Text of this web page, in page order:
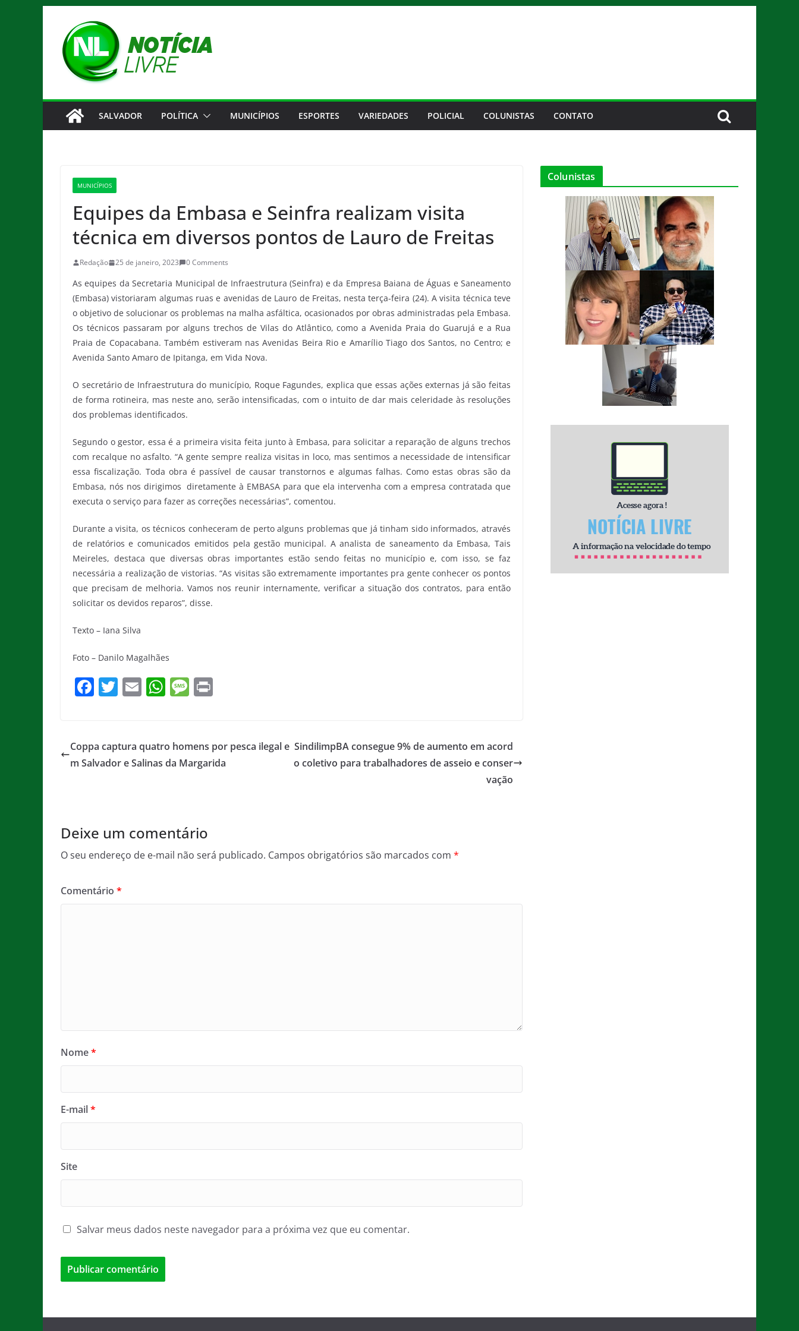
conteúdo
SALVADOR POLÍTICA MUNICÍPIOS ESPORTES VARIEDADES POLICIAL COLUNISTAS CONTATO
MUNICÍPIOS
Equipes da Embasa e Seinfra realizam visita
técnica em diversos pontos de Lauro de Freitas
Redação 25 de janeiro, 2023 0 Comments
As equipes da Secretaria Municipal de Infraestrutura (Seinfra) e da Empresa Baiana de Águas e Saneamento
(Embasa) vistoriaram algumas ruas e avenidas de Lauro de Freitas, nesta terça-feira (24). A visita técnica teve
o objetivo de solucionar os problemas na malha asfáltica, ocasionados por obras administradas pela Embasa.
Os técnicos passaram por alguns trechos de Vilas do Atlântico, como a Avenida Praia do Guarujá e a Rua
Praia de Copacabana. Também estiveram nas Avenidas Beira Rio e Amarílio Tiago dos Santos, no Centro; e
Avenida Santo Amaro de Ipitanga, em Vida Nova.
O secretário de Infraestrutura do município, Roque Fagundes, explica que essas ações externas já são feitas
de forma rotineira, mas neste ano, serão intensificadas, com o intuito de dar mais celeridade às resoluções
dos problemas identificados.
Segundo o gestor, essa é a primeira visita feita junto à Embasa, para solicitar a reparação de alguns trechos
com recalque no asfalto. “A gente sempre realiza visitas in loco, mas sentimos a necessidade de intensificar
essa fiscalização. Toda obra é passível de causar transtornos e algumas falhas. Como estas obras são da
Embasa, nós nos dirigimos diretamente à EMBASA para que ela intervenha com a empresa contratada que
executa o serviço para fazer as correções necessárias”, comentou.
Durante a visita, os técnicos conheceram de perto alguns problemas que já tinham sido informados, através
de relatórios e comunicados emitidos pela gestão municipal. A analista de saneamento da Embasa, Tais
Meireles, destaca que diversas obras importantes estão sendo feitas no município e, com isso, se faz
necessária a realização de vistorias. “As visitas são extremamente importantes pra gente conhecer os pontos
que precisam de melhoria. Vamos nos reunir internamente, verificar a situação dos contratos, para então
solicitar os devidos reparos”, disse.
Texto – Iana Silva
Foto – Danilo Magalhães
F
e
b
T
er
E
l
W
s
A
M
a
g
Coppa captura quatro homens por pesca ilegal e
m Salvador e Salinas da Margarida
SindilimpBA consegue 9% de aumento em acord
o coletivo para trabalhadores de asseio e conser
vação
Deixe um comentário
O seu endereço de e-mail não será publicado. Campos obrigatórios são marcados com *
Comentário *
Nome*
E-mail*
Site
Salvar meus dados neste navegador para a próxima vez que eu comentar.
Colunistas